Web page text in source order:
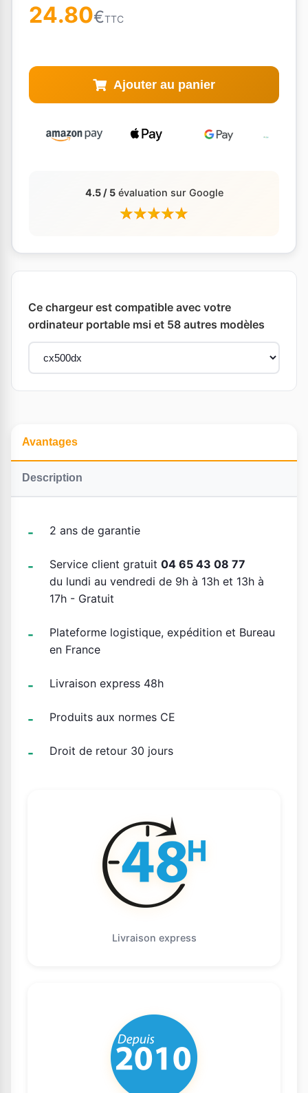
24.80€TTC
Ajouter au panier
4.5 / 5évaluation sur Google
Ce chargeur est compatible avec votre
ordinateur portable msi et 58 autres modèles
Avantages
Description
2 ans de garantie
Service client gratuit 04 65 43 08 77
du lundi au vendredi de 9h à 13h et 13h à
17h - Gratuit
Plateforme logistique, expédition et Bureau
en France
Livraison express 48h
Produits aux normes CE
Droit de retour 30 jours
Livraison express